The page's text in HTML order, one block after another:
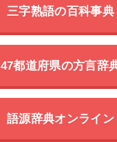
三字熟語の百科事典
47都道府県の方言辞
語源辞典オンライン